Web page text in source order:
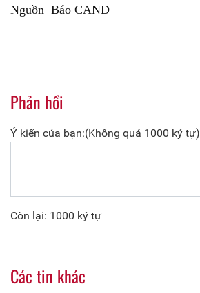
Nguồn Báo CAND
Phản hồi
Ý kiến của bạn:(Không quá 1000 ký tự)
Còn lại: 1000 ký tự
Các tin khác